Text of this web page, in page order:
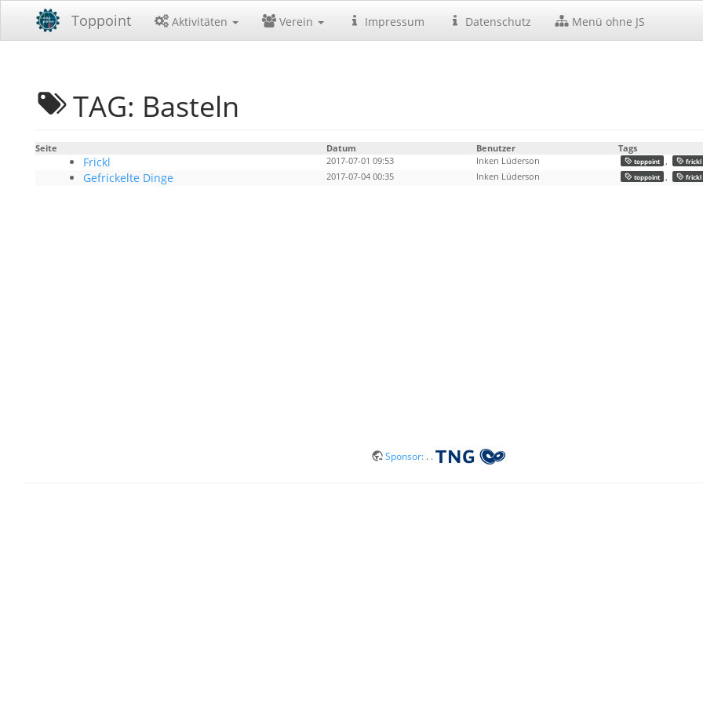
Toppoint Aktivitäten Verein Impressum Datenschutz Menü ohne JS
TAG: Basteln
Seite Datum Benutzer Tags
Frickl 2017-07-01 09:53 Inken Lüderson toppoint frickl
Gefrickelte Dinge 2017-07-04 00:35 Inken Lüderson toppoint frickl
Sponsor: . .